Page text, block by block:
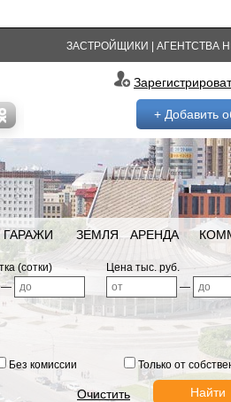
ЗАСТРОЙЩИКИ АГЕНТСТВА
+ Добавить
ГАРАЖИ ЗЕМЛЯ АРЕНДА
(сотки)
—
Цена тыс. руб.
—
Без комиссии Только от
Очистить